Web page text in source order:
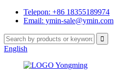
Telepon: +86 18355189974
Email: ymin-sale@ymin.com
English